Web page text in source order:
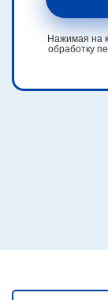
Нажимая на
обработку